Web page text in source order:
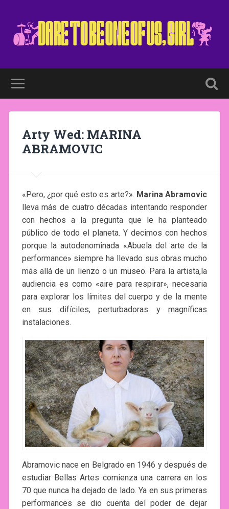
Arty Wed: MARINA
ABRAMOVIC
«Pero, ¿por qué esto es arte?». Marina Abramovic
lleva más de cuatro décadas intentando responder
con hechos a la pregunta que le ha planteado
público de todo el planeta. Y decimos con hechos
porque la autodenominada «Abuela del arte de la
performance» siempre ha llevado sus obras mucho
más allá de un lienzo o un museo. Para la artista,la
audiencia es como «aire para respirar», necesaria
para explorar los límites del cuerpo y de la mente
en sus difíciles, perturbadoras y magníficas
instalaciones.
Abramovic nace en Belgrado en 1946 y después de
estudiar Bellas Artes comienza una carrera en los
70 que nunca ha dejado de lado. Ya en sus primeras
performances se dio cuenta del poder de dejar